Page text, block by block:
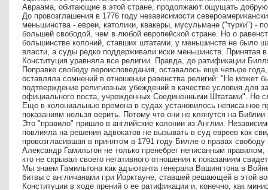
Авраама, обитающие в этой стране, продолжают ощущать
До провозглашения в 1776 году независимости
меньшинства - евреи, католики, квакеры, мусульмане ("турки") -
большей свободой, чем в любой европейской стране. Но о
большинстве колоний, ставших штатами, у меньшинств не было
власти, а суды редко поддерживали иски меньшинств. Принятая
Конституция уравняла все религии. Правда, до ратификации
Поправке свободу вероисповедания, оставалось еще четыре
оставляла сомнений в отношении равенства религий: "Не может
подтверждение религиозных убеждений в качестве условия для
официального поста, учрежденных Соединенными Штатами". Но
Еще в колониальные времена в судах установилось неписанное
показаниям нельзя верить. Потому что они не клянутся на
Это "правило" пришло в английские колонии из Англии.
повлияла на решения адвокатов не вызывать в суд евреев как
провозгласившая в принятом в 1791 году Билле о правах
Александр Гамильтон не только пренебрег неписанным
кто не скрывал своего негативного отношения к показаниям
Мы знаем Гамильтона как адъютанта генерала Вашингтона в
битвы с англичанами при Йорктауне, ставшей решающей в этой
Конституции в ходе прений о ее ратификации и, конечно, как